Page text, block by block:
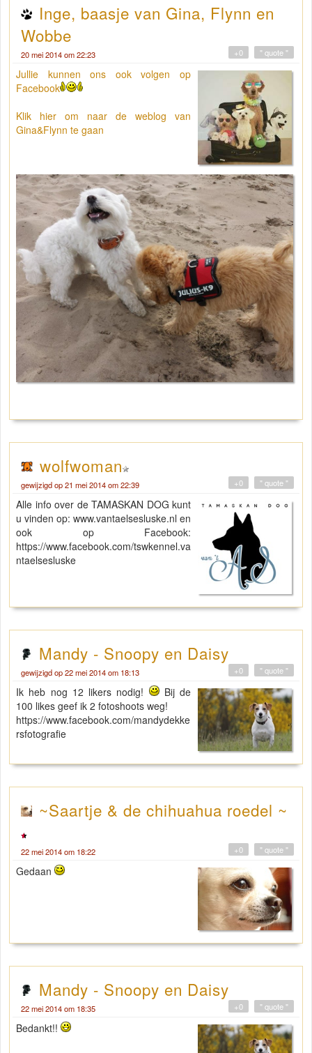
Inge, baasje van Gina, Flynn en
Wobbe
20 mei 2014 om 22:23 " quote "
+0
Jullie kunnen ons ook volgen op
Facebook
Klik hier om naar de weblog van
Gina&Flynn te gaan
wolfwoman
gewijzigd op 21 mei 2014 om 22:39 " quote "
+0
Alle info over de TAMASKAN DOG kunt
u vinden op: www.vantaelsesluske.nl en
ook op Facebook:
https://www.facebook.com/tswkennel.va
ntaelsesluske
Mandy - Snoopy en Daisy
gewijzigd op 22 mei 2014 om 18:13 " quote "
+0
Ik heb nog 12 likers nodig!
Bij de
100 likes geef ik 2 fotoshoots weg!
https://www.facebook.com/mandydekke
rsfotografie
~Saartje & de chihuahua roedel ~
22 mei 2014 om 18:22 " quote "
+0
Gedaan
Mandy - Snoopy en Daisy
22 mei 2014 om 18:35 " quote "
+0
Bedankt!!